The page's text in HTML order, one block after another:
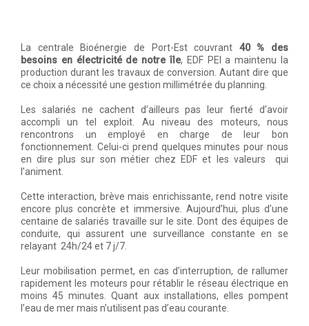
La centrale Bioénergie de Port-Est couvrant 40 % des
besoins en électricité de notre île, EDF PEI a maintenu la
production durant les travaux de conversion. Autant dire que
ce choix a nécessité une gestion millimétrée du planning.
Les salariés ne cachent d’ailleurs pas leur fierté d’avoir
accompli un tel exploit. Au niveau des moteurs, nous
rencontrons un employé en charge de leur bon
fonctionnement. Celui-ci prend quelques minutes pour nous
en dire plus sur son métier chez EDF et les valeurs qui
l’animent.
Cette interaction, brève mais enrichissante, rend notre visite
encore plus concrète et immersive. Aujourd’hui, plus d’une
centaine de salariés travaille sur le site. Dont des équipes de
conduite, qui assurent une surveillance constante en se
relayant 24h/24 et 7 j/7.
Leur mobilisation permet, en cas d’interruption, de rallumer
rapidement les moteurs pour rétablir le réseau électrique en
moins 45 minutes. Quant aux installations, elles pompent
l’eau de mer mais n’utilisent pas d’eau courante.